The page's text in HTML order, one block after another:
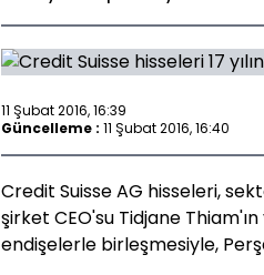
11 Şubat 2016, 16:39
Güncelleme : 11 Şubat 2016, 16:40
Credit Suisse AG hisseleri,
şirket CEO'su Tidjane
endişelerle birleşmesiyle,